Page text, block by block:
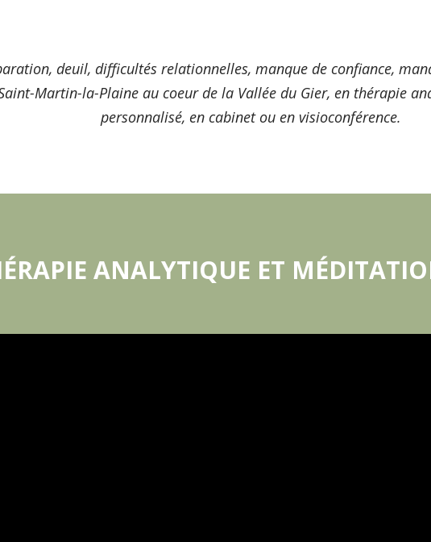
deuil, difficultés relationnelles, manque de confiance,
Martin-la-Plaine au coeur de la Vallée du Gier, en thérapie
personnalisé, en cabinet ou en visioconférence.
ANALYTIQUE ET